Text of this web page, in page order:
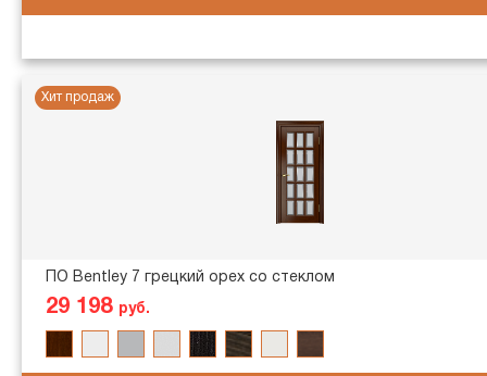
Хит продаж
ПО Bentley 7 грецкий орех со стеклом
29 198 руб.